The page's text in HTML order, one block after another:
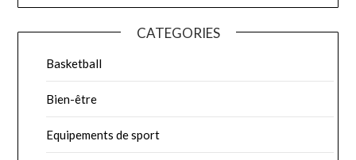
CATEGORIES
Basketball
Bien-être
Equipements de sport